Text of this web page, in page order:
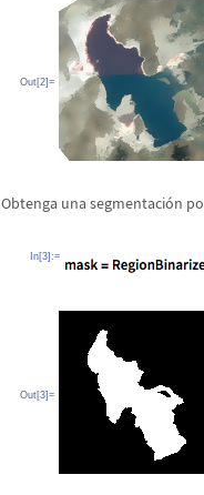
Out[2]=
Obtenga una segmentación
In[3]:=
Out[3]=